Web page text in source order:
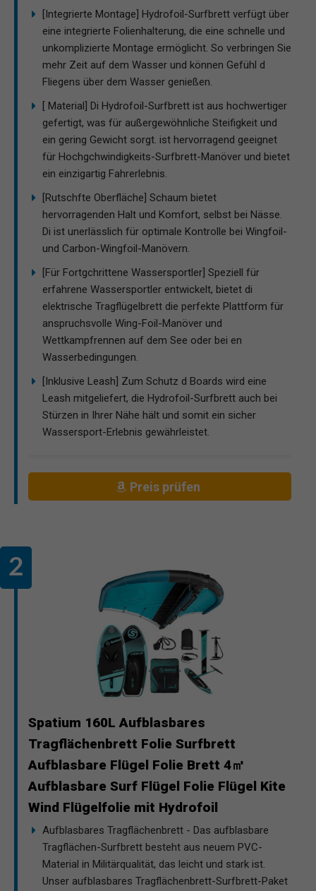
[Integrierte Montage] Hydrofoil-Surfbrett verfügt über
eine integrierte Folienhalterung, die eine schnelle und
unkomplizierte Montage ermöglicht. So verbringen Sie
mehr Zeit auf dem Wasser und können Gefühl d
Fliegens über dem Wasser genießen.
[ Material] Di Hydrofoil-Surfbrett ist aus hochwertiger
gefertigt, was für außergewöhnliche Steifigkeit und
ein gering Gewicht sorgt. ist hervorragend geeignet
für Hochgchwindigkeits-Surfbrett-Manöver und bietet
ein einzigartig Fahrerlebnis.
[Rutschfte Oberfläche] Schaum bietet
hervorragenden Halt und Komfort, selbst bei Nässe.
Di ist unerlässlich für optimale Kontrolle bei Wingfoil-
und Carbon-Wingfoil-Manövern.
[Für Fortgchrittene Wassersportler] Speziell für
erfahrene Wassersportler entwickelt, bietet di
elektrische Tragflügelbrett die perfekte Plattform für
anspruchsvolle Wing-Foil-Manöver und
Wettkampfrennen auf dem See oder bei en
Wasserbedingungen.
[Inklusive Leash] Zum Schutz d Boards wird eine
Leash mitgeliefert, die Hydrofoil-Surfbrett auch bei
Stürzen in Ihrer Nähe hält und somit ein sicher
Wassersport-Erlebnis gewährleistet.
Preis prüfen
Spatium 160L Aufblasbares
Tragflächenbrett Folie Surfbrett
Aufblasbare Flügel Folie Brett 4㎡
Aufblasbare Surf Flügel Folie Flügel Kite
Wind Flügelfolie mit Hydrofoil
Aufblasbares Tragflächenbrett - Das aufblasbare
Tragflächen-Surfbrett besteht aus neuem PVC-
Material in Militärqualität, das leicht und stark ist.
Unser aufblasbares Tragflächenbrett-Surfbrett-Paket